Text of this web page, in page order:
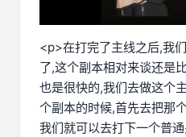
<p>在打完了主线之后,我
了,这个副本相对来谈还是
也是很快的,我们去做这个
个副本的时候,首先去把那
我们就可以去打下一个普